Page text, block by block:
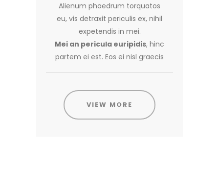
Alienum phaedrum torquatos
eu, vis detraxit periculis ex, nihil
expetendis in mei.
Mei an pericula euripidis, hinc
partem ei est. Eos ei nisl graecis
VIEW MORE